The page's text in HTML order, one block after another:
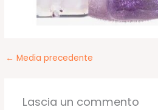
← Media precedente
Lascia un commento